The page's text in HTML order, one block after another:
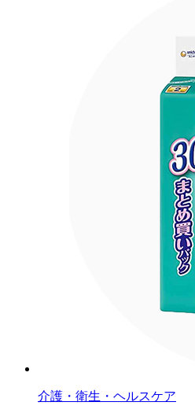
介護・衛生・ヘルスケア